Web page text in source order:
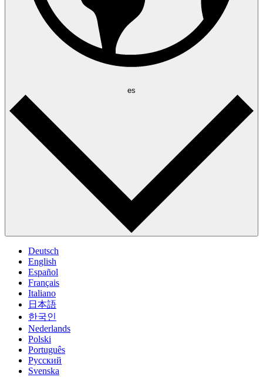
es
Deutsch
English
Español
Français
Italiano
日本語
한국인
Nederlands
Polski
Português
Pусский
Svenska